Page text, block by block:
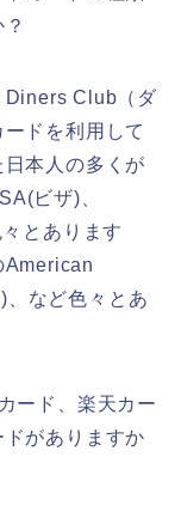
Diners Club（ダ
ドを利用して
本人の多くが
ビザ)、
とあります
American
、など色々とあ
ード、楽天カー
がありますか